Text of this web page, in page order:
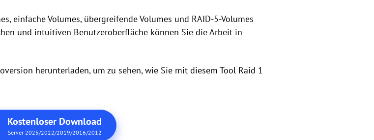
einfache Volumes, übergreifende Volumes und RAID-5-Volumes
und intuitiven Benutzeroberfläche können Sie die Arbeit in
herunterladen, um zu sehen, wie Sie mit diesem Tool Raid 1
Kostenloser Download
Server 2025/2022/2019/2016/2012